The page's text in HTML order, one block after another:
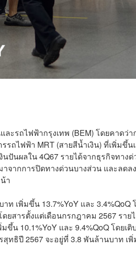
ะรถไฟฟ้ากรุงเทพ (BEM) โดยคาดว่า
รถไฟฟ้า MRT (สายสีน้ำเงิน) ที่เพิ่มขึ้น
ปันผลใน 4Q67 รายได้จากธุรกิจทาง
าจากการปิดทางด่วนบางส่วน และลดลง
า
ท เพิ่มขึ้น 13.7%YoY และ 3.4%QoQ
สารตั้งแต่เดือนกรกฎาคม 2567 ราย
น 10.1%YoY และ 9.4%QoQ โดยเติ
สุทธิปี 2567 จะอยู่ที่ 3.8 พันล้านบาท เ